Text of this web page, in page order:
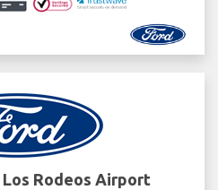
Rodeos Airport